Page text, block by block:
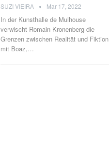
SUZI VIEIRA Mar 17, 2022
In der Kunsthalle de Mulhouse
verwischt Romain Kronenberg die
Grenzen zwischen Realität und Fiktion
mit Boaz, …